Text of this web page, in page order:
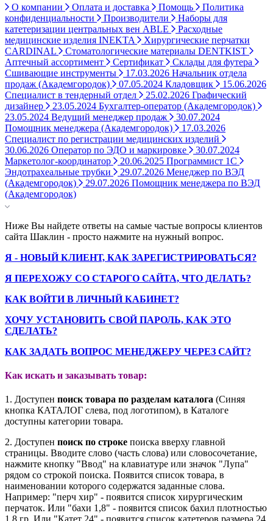
О компании Оплата и доставка Помощь
Политика
конфиденциальности
Производители
Наборы для
катетеризации центральных вен ABLE
Расходные
медицинские изделия INEKTA
Хирургические перчатки
CARDINAL
Стоматологические материалы DENTKIST
Аптечный ассортимент
Сертификат
Склады для футера
Сшивающие инструменты
17.03.2026 Начальник отдела
продаж (Академгородок)
07.05.2024 Кладовщик
15.06.2026
Специалист в тендерный отдел
25.02.2026 Графический
дизайнер
23.05.2024 Бухгалтер-оператор (Академгородок)
23.05.2024 Ведущий менеджер продаж
30.07.2024
Помощник менеджера (Академгородок)
17.03.2026
Специалист по регистрации медицинских изделий
30.06.2026 Оператор по ЭДО и маркировке
30.07.2024
Маркетолог-координатор
20.06.2025 Программист 1С
Эндотрахеальные трубки
29.07.2026 Менеджер по ВЭД
(Академгородок)
29.07.2026 Помощник менеджера по ВЭД
(Академгородок)
Ниже Вы найдете ответы на самые частые вопросы клиентов
сайта Шаклин - просто нажмите на нужный вопрос.
Я - НОВЫЙ КЛИЕНТ, КАК ЗАРЕГИСТРИРОВАТЬСЯ?
Я ПЕРЕХОЖУ СО СТАРОГО САЙТА, ЧТО ДЕЛАТЬ?
КАК ВОЙТИ В ЛИЧНЫЙ КАБИНЕТ?
ХОЧУ УСТАНОВИТЬ СВОЙ ПАРОЛЬ, КАК ЭТО
СДЕЛАТЬ?
КАК ЗАДАТЬ ВОПРОС МЕНЕДЖЕРУ ЧЕРЕЗ САЙТ?
Как искать и заказывать товар:
1. Доступен поиск товара по разделам каталога (Синяя
кнопка КАТАЛОГ слева, под логотипом), в Каталоге
доступны категории товара.
2. Доступен поиск по строке поиска вверху главной
страницы. Вводите слово (часть слова) или словосочетание,
нажмите кнопку "Ввод" на клавиатуре или значок "Лупа"
рядом со строкой поиска. Появится список товара, в
наименовании которого содержатся заданные слова.
Например: "перч хир" - появится список хирургическим
перчаток. Или "бахи 1,8" - появится список бахил плотностью